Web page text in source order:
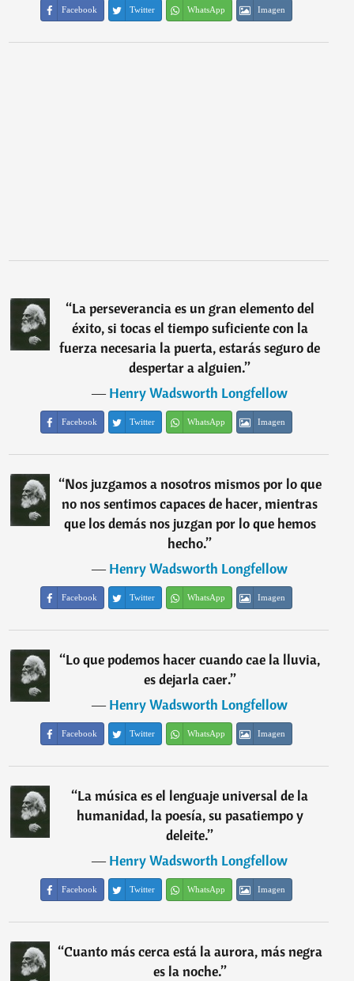
Facebook Twitter WhatsApp Imagen
“La perseverancia es un gran elemento del
éxito, si tocas el tiempo suficiente con la
fuerza necesaria la puerta, estarás seguro de
despertar a alguien.”
―Henry Wadsworth Longfellow
Facebook Twitter WhatsApp Imagen
“Nos juzgamos a nosotros mismos por lo que
no nos sentimos capaces de hacer, mientras
que los demás nos juzgan por lo que hemos
hecho.”
―Henry Wadsworth Longfellow
Facebook Twitter WhatsApp Imagen
“Lo que podemos hacer cuando cae la lluvia,
es dejarla caer.”
―Henry Wadsworth Longfellow
Facebook Twitter WhatsApp Imagen
“La música es el lenguaje universal de la
humanidad, la poesía, su pasatiempo y
deleite.”
―Henry Wadsworth Longfellow
Facebook Twitter WhatsApp Imagen
“Cuanto más cerca está la aurora, más negra
es la noche.”